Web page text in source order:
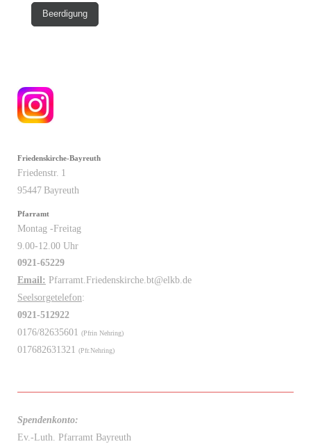
Beerdigung
Friedenskirche-Bayreuth
Friedenstr. 1
95447 Bayreuth
Pfarramt
Montag -Freitag
9.00-12.00 Uhr
0921-65229
Email: Pfarramt.Friedenskirche.bt@elkb.de
Seelsorgetelefon:
0921-512922
0176/82635601 (Pfrin Nehring)
017682631321 (Pfr.Nehring)
Spendenkonto:
Ev.-Luth. Pfarramt Bayreuth